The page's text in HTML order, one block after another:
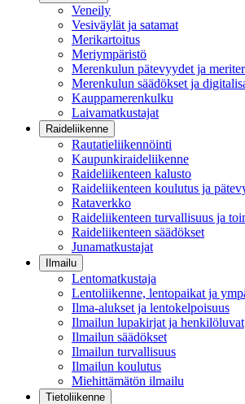
Veneily
Vesiväylät ja satamat
Merikartoitus
Meriympäristö
Merenkulun pätevyydet ja
Merenkulun säädökset ja
Kauppamerenkulku
Laivamatkustajat
Raideliikenne
Rautatieliikennöinti
Kaupunkiraideliikenne
Raideliikenteen kalusto
Raideliikenteen koulutus ja
Rataverkko
Raideliikenteen turvallisuus ja
Raideliikenteen säädökset
Junamatkustajat
Ilmailu
Lentomatkustaja
Lentoliikenne, lentopaikat ja
Ilma-alukset ja lentokelpoisuus
Ilmailun lupakirjat ja henkilöluvat
Ilmailun säädökset
Ilmailun turvallisuus
Ilmailun koulutus
Miehittämätön ilmailu
Tietoliikenne